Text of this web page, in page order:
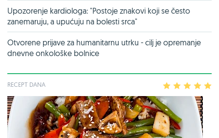
Upozorenje kardiologa: "Postoje znakovi koji se često
zanemaruju, a upućuju na bolesti srca"
Otvorene prijave za humanitarnu utrku - cilj je opremanje
dnevne onkološke bolnice
RECEPT DANA 2 3 4